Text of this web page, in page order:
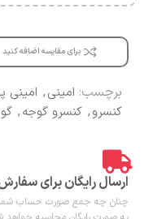
برای مقایسه اضافه کنید
برچسب: امینی, امینی
کنسرو, کنسرو گوجه,
ارسال رایگان برای سفارش های